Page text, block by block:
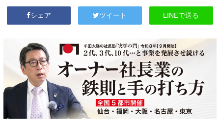
シェア ツイート LINEで送る